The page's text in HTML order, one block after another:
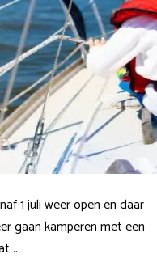
1 juli weer open en daar
gaan kamperen met een
...